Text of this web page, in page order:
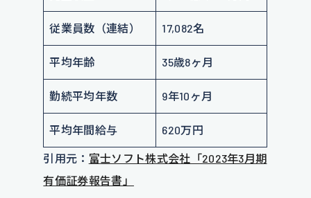
従業員数（連結） 17,082名
平均年齢 35歳8ヶ月
勤続平均年数 9年10ヶ月
平均年間給与 620万円
引用元： 富士ソフト株式会社「2023年3月期
有価証券報告書」